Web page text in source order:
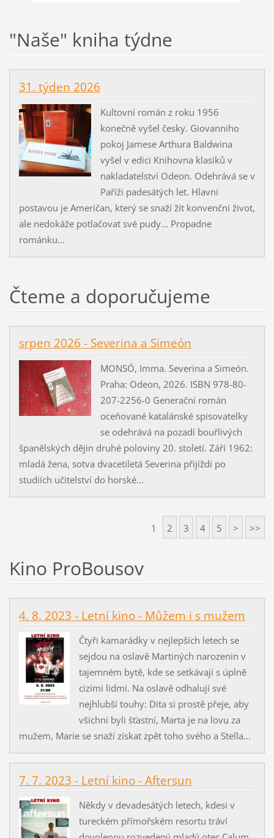
"Naše" kniha týdne
31. týden 2026
Kultovní román z roku 1956
konečně vyšel česky. Giovanniho
pokoj Jamese Arthura Baldwina
vyšel v edici Knihovna klasiků v
nakladatelství Odeon. Odehrává se v
Paříži padesátých let. Hlavní
postavou je Američan, který se snaží žít konvenční život,
ale nedokáže potlačovat své pudy... Propadne
románku...
Čteme a doporučujeme
srpen 2026 - Severina a Simeón
MONSÓ, Imma. Severina a Simeón.
Praha: Odeon, 2026. ISBN 978-80-
207-2256-0 Generační román
oceňované katalánské spisovatelky
se odehrává na pozadí bouřlivých
španělských dějin druhé poloviny 20. století. Září 1962:
mladá žena, sotva dvacetiletá Severina přijíždí po
studiích učitelství do horské...
1 2 3 4 5 > >>
Kino ProBousov
4. 8. 2023 - Letní kino - Můžem i s mužem
Čtyři kamarádky v nejlepších letech se
sejdou na oslavě Martiných narozenin v
tajemném bytě, kde se setkávají s úplně
cizími lidmi. Na oslavě odhalují své
nejhlubší touhy: Dita si prostě přeje, aby
všichni byli šťastní, Marta je na lovu za
mužem, Marie se snaží získat zpět toho svého a Stella...
7. 7. 2023 - Letní kino - Aftersun
Někdy v devadesátých letech, kdesi v
tureckém přímořském resortu tráví